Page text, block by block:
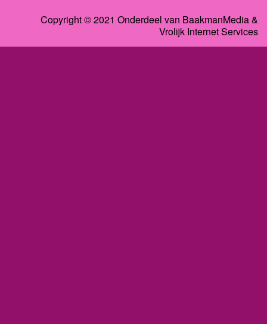
Copyright © 2021 Onderdeel van BaakmanMedia&
Vrolijk Internet Services